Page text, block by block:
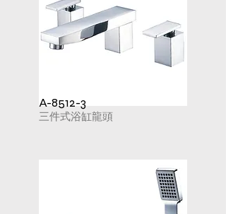
A-8512-3
三件式浴缸龍頭